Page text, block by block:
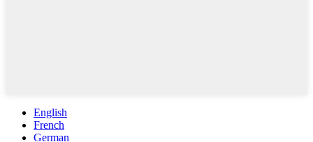
English
French
German